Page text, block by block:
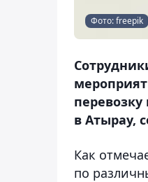
Фото: freepik
в Атырау,
Как
по